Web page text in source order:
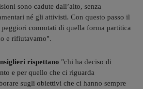
sono cadute dall’alto, senza
né gli attivisti. Con questo passo il
connotati di quella forma partitica
e rifiutavamo".
rispettano "chi ha deciso di
e per quello che ci riguarda
sugli obiettivi che ci hanno sempre